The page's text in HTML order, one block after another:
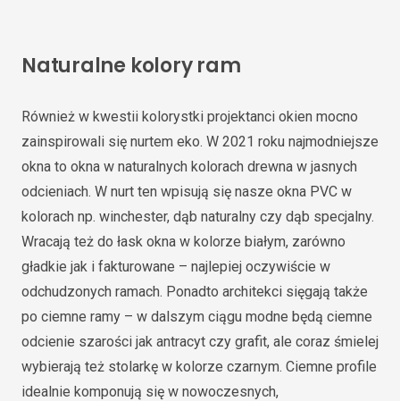
Naturalne kolory ram
Również w kwestii kolorystki projektanci okien mocno
zainspirowali się nurtem eko. W 2021 roku najmodniejsze
okna to okna w naturalnych kolorach drewna w jasnych
odcieniach. W nurt ten wpisują się nasze okna PVC w
kolorach np. winchester, dąb naturalny czy dąb specjalny.
Wracają też do łask okna w kolorze białym, zarówno
gładkie jak i fakturowane – najlepiej oczywiście w
odchudzonych ramach. Ponadto architekci sięgają także
po ciemne ramy – w dalszym ciągu modne będą ciemne
odcienie szarości jak antracyt czy grafit, ale coraz śmielej
wybierają też stolarkę w kolorze czarnym. Ciemne profile
idealnie komponują się w nowoczesnych,